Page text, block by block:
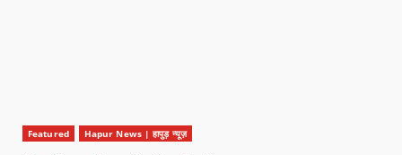
Featured Hapur News | हापुड़ न्यूज़